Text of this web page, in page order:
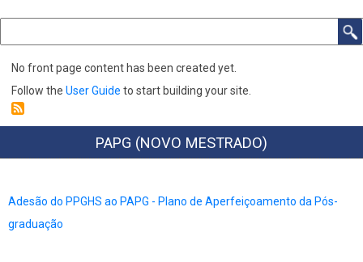
No front page content has been created yet.
Follow the User Guide to start building your site.
PAPG (NOVO MESTRADO)
Adesão do PPGHS ao PAPG - Plano de Aperfeiçoamento da Pós-
graduação